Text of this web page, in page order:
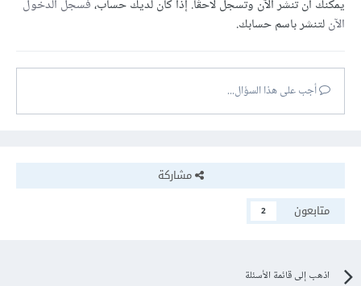
يمكنك أن تنشر الآن وتسجل لاحقًا. إذا كان لديك حساب،فسجل الدخول
الآنلتنشر باسم حسابك.
أجب على هذا السؤال...
مشاركة
متابعون
2
اذهب إلى قائمة الأسئلة